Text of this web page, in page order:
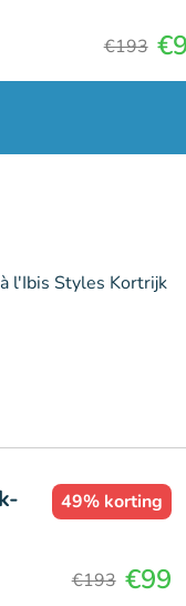
€193
l'Ibis Styles Kortrijk
49% korting
€193 €99